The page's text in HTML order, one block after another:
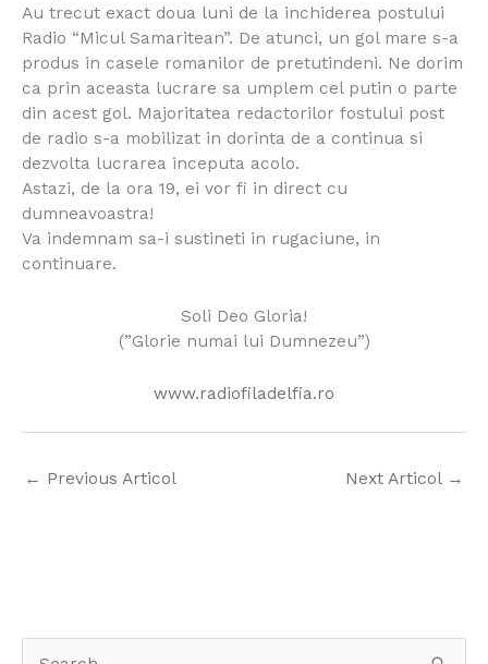
Au trecut exact doua luni de la inchiderea postului
Radio “Micul Samaritean”. De atunci, un gol mare s-a
produs in casele romanilor de pretutindeni. Ne dorim
ca prin aceasta lucrare sa umplem cel putin o parte
din acest gol. Majoritatea redactorilor fostului post
de radio s-a mobilizat in dorinta de a continua si
dezvolta lucrarea inceputa acolo.
Astazi, de la ora 19, ei vor fi in direct cu
dumneavoastra!
Va indemnam sa-i sustineti in rugaciune, in
continuare.
Soli Deo Gloria!
(”Glorie numai lui Dumnezeu”)
www.radiofiladelfia.ro
← Previous Articol Next Articol →